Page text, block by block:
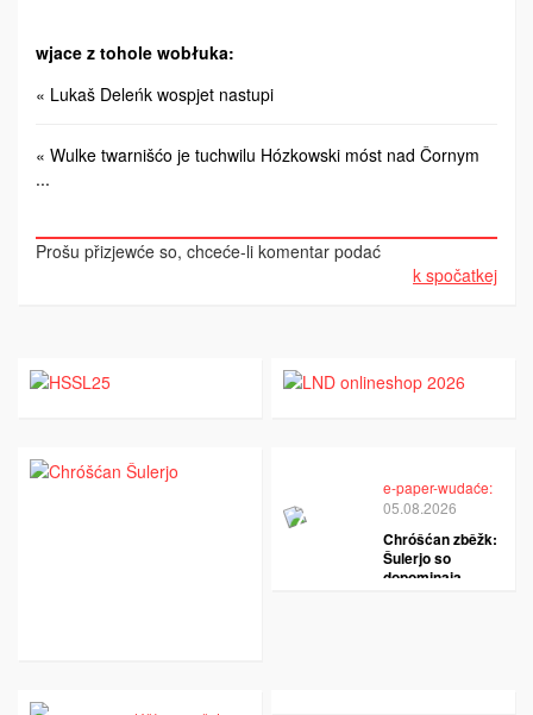
wjace z tohole wobłuka:
« Lukaš Deleńk wospjet nastupi
« Wulke twarnišćo je tuchwilu Hózkowski móst nad Čornym
...
Prošu přizjewće so, chceće-li komentar podać
k spočatkej
e-paper-wudaće:
05.08.2026
Chróšćan zběžk:
Šulerjo so
dopominaja